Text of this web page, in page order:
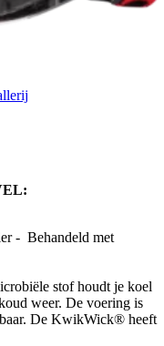
- Behandeld met
stof houdt je koel
weer. De voering is
De KwikWick® heeft